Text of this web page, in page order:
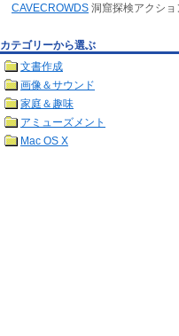
CAVECROWDS 洞窟探検アクショ
カテゴリーから選ぶ
文書作成
画像＆サウンド
家庭＆趣味
アミューズメント
Mac OS X